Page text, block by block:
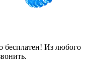
бесплатен! Из любого